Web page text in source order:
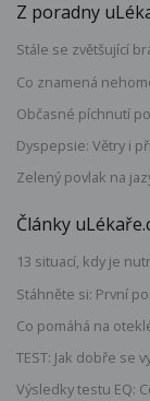
Z poradny
Stále se zvětšující
Co znamená
Občasné píchnutí
Dyspepsie: Větry i
Zelený povlak na
Články
13 situací, kdy je
Stáhněte si: První
Co pomáhá na
TEST: Jak dobře se
Výsledky testu EQ: